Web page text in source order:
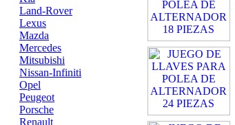
Land-Rover
Lexus
Mazda
Mercedes
Mitsubishi
Nissan-Infiniti
Opel
Peugeot
Porsche
Renault